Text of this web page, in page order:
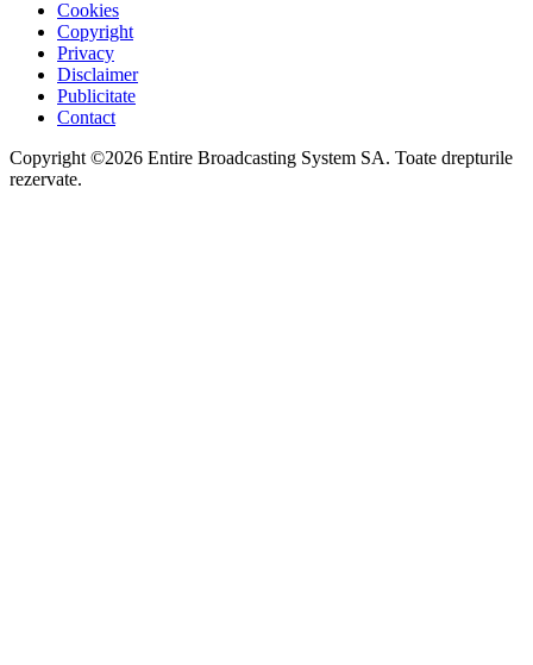
Cookies
Copyright
Privacy
Disclaimer
Publicitate
Contact
Copyright ©2026 Entire Broadcasting System SA. Toate drepturile
rezervate.